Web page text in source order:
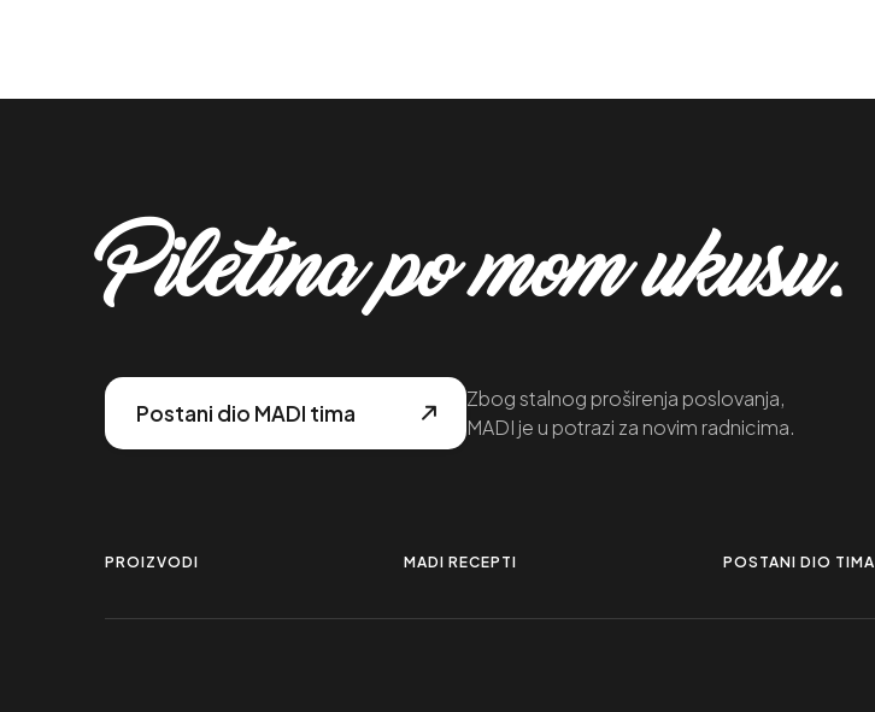
Piletina po mom ukusu.
Postani dio MADI tima
Zbog stalnog proširenja poslovanja,
MADI je u potrazi za novim radnicima.
PROIZVODI MADI RECEPTI POSTANI DIO TIMA